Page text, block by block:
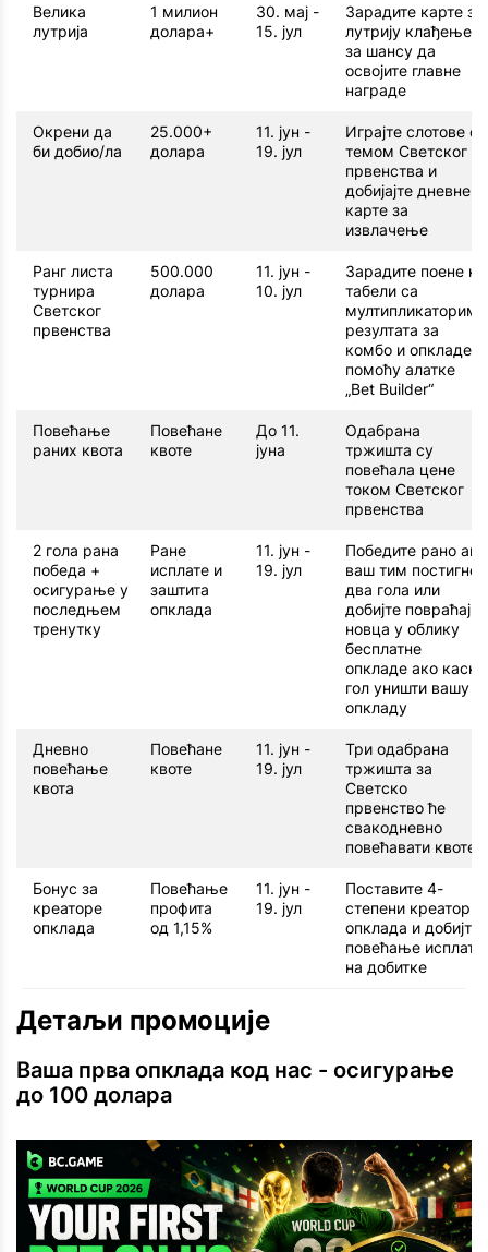
Велика
лутрија
1 милион
долара+
30. мај -
15. јул
Зарадите карте за
лутрију клађењем
за шансу да
освојите главне
награде
Окрени да
би добио/ла
25.000+
долара
11. јун -
19. јул
Играјте слотове са
темом Светског
првенства и
добијајте дневне
карте за
извлачење
Ранг листа
турнира
Светског
првенства
500.000
долара
11. јун -
10. јул
Зарадите поене на
табели са
мултипликаторима
резултата за
комбо и опкладе
помоћу алатке
„Bet Builder“
Повећање
раних квота
Повећане
квоте
До 11.
јуна
Одабрана
тржишта су
повећала цене
током Светског
првенства
2 гола рана
победа +
осигурање у
последњем
тренутку
Ране
исплате и
заштита
опклада
11. јун -
19. јул
Победите рано ако
ваш тим постигне
два гола или
добијте повраћај
новца у облику
бесплатне
опкладе ако касни
гол уништи вашу
опкладу
Дневно
повећање
квота
Повећане
квоте
11. јун -
19. јул
Три одабрана
тржишта за
Светско
првенство ће
свакодневно
повећавати квоте
Бонус за
креаторе
опклада
Повећање
профита
од 1,15%
11. јун -
19. јул
Поставите 4-
степени креатор
опклада и добијте
повећање исплате
на добитке
Детаљи промоције
Ваша прва опклада код нас - осигурање
до 100 долара